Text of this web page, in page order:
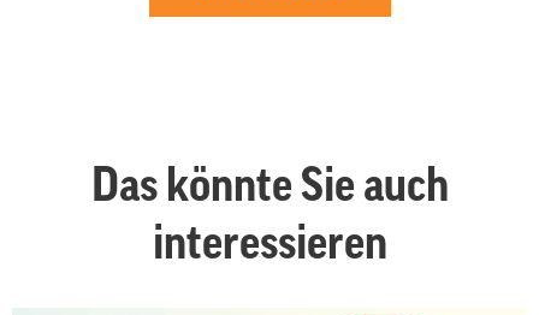
Das könnte Sie auch
interessieren